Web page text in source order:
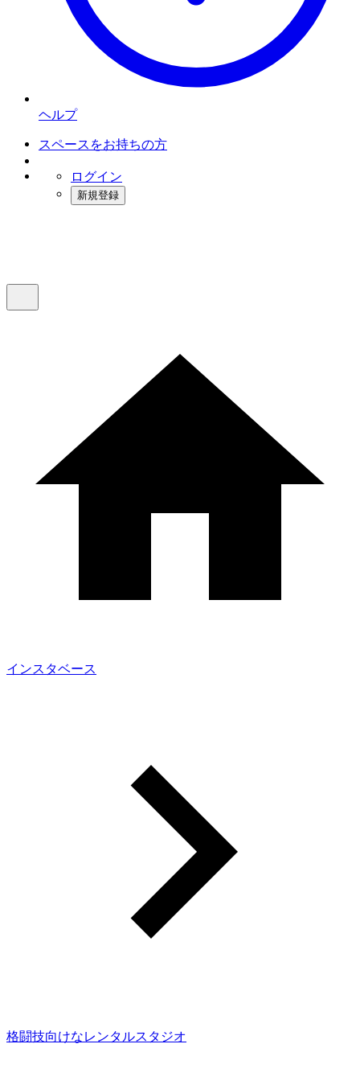
ヘルプ
スペースをお持ちの方
ログイン
新規登録
インスタベース
格闘技向けなレンタルスタジオ